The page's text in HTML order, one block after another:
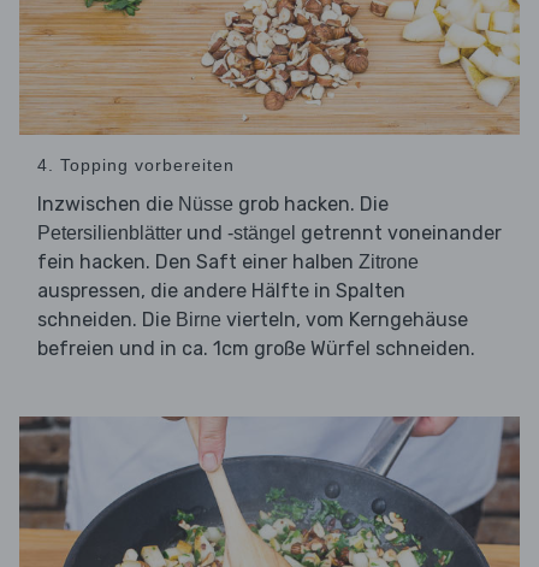
4. Topping vorbereiten
Inzwischen die Nüsse grob hacken. Die
Petersilienblätter und -stängel getrennt voneinander
fein hacken. Den Saft einer halben Zitrone
auspressen, die andere Hälfte in Spalten
schneiden. Die Birne vierteln, vom Kerngehäuse
befreien und in ca. 1cm große Würfel schneiden.